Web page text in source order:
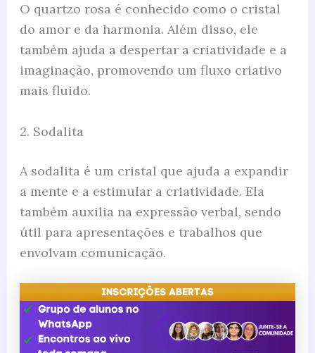
O quartzo rosa é conhecido como o cristal
do amor e da harmonia. Além disso, ele
também ajuda a despertar a criatividade e a
imaginação, promovendo um fluxo criativo
mais fluido.
2. Sodalita
A sodalita é um cristal que ajuda a expandir
a mente e a estimular a criatividade. Ela
também auxilia na expressão verbal, sendo
útil para apresentações e trabalhos que
envolvam comunicação.